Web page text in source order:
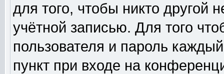
для того, чтобы никто другой
учётной записью. Для того
пользователя и пароль
пункт при входе на